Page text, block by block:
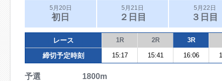
5月20日
初日
5月21日
２日目
5月22日
３日目
レース 1R 2R 3R
締切予定時刻 15:17 15:41 16:06
予選 1800m